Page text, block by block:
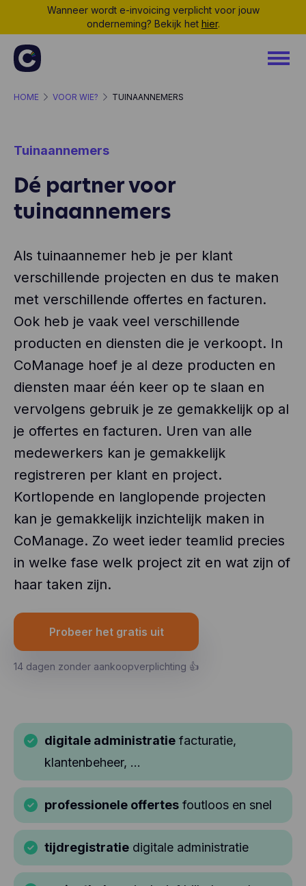
Wanneer wordt e-invoicing verplicht voor jouw
onderneming? Bekijk het hier.
HOME VOOR WIE? TUINAANNEMERS
Tuinaannemers
Dé partner voor
tuinaannemers
Als tuinaannemer heb je per klant
verschillende projecten en dus te maken
met verschillende offertes en facturen.
Ook heb je vaak veel verschillende
producten en diensten die je verkoopt. In
CoManage hoef je al deze producten en
diensten maar één keer op te slaan en
vervolgens gebruik je ze gemakkelijk op al
je offertes en facturen. Uren van alle
medewerkers kan je gemakkelijk
registreren per klant en project.
Kortlopende en langlopende projecten
kan je gemakkelijk inzichtelijk maken in
CoManage. Zo weet ieder teamlid precies
in welke fase welk project zit en wat zijn of
haar taken zijn.
Probeer het gratis uit
14 dagen zonder aankoopverplichting 👍
digitale administratie facturatie,
klantenbeheer, ...
professionele offertes foutloos en snel
tijdregistratie digitale administratie